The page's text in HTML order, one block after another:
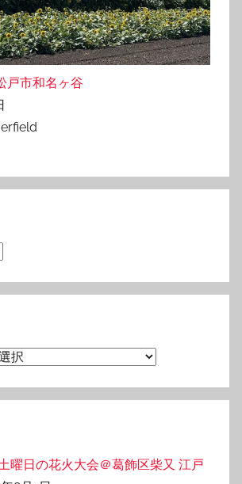
戸市和名ヶ谷
曜日の花火大会＠葛飾区柴又 江戸